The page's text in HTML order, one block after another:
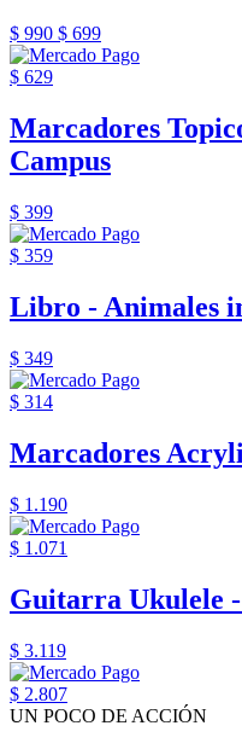
$ 990 $ 699
$ 629
Marcadores
Campus
$ 399
$ 359
Libro - Animales
$ 349
$ 314
Marcadores
$ 1.190
$ 1.071
Guitarra Ukulele
$ 3.119
$ 2.807
UN POCO DE ACCIÓN